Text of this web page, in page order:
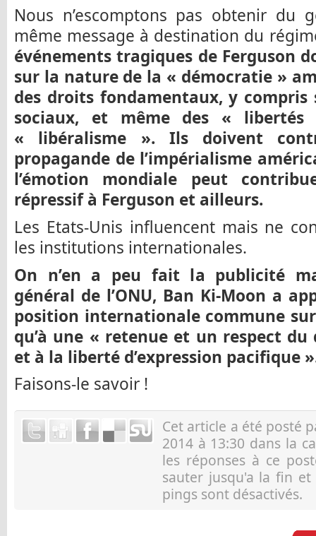
Nous n’escomptons pas obtenir du
même message à destination du
événements tragiques de Ferguson
sur la nature de la « démocratie »
des droits fondamentaux, y
sociaux, et même des «
« libéralisme ». Ils doivent
propagande de l’impérialisme
l’émotion mondiale peut
répressif à Ferguson et ailleurs.
Les Etats-Unis influencent mais ne
les institutions internationales.
On n’en a peu fait la publicité
général de l’ONU, Ban Ki-Moon a
position internationale commune
qu’à une « retenue et un respect
et à la liberté d’expression pacifique
Faisons-le savoir !
Cet article a été posté
2014 à 13:30 dans la
les réponses à ce
sauter jusqu'a la fin et
pings sont désactivés.